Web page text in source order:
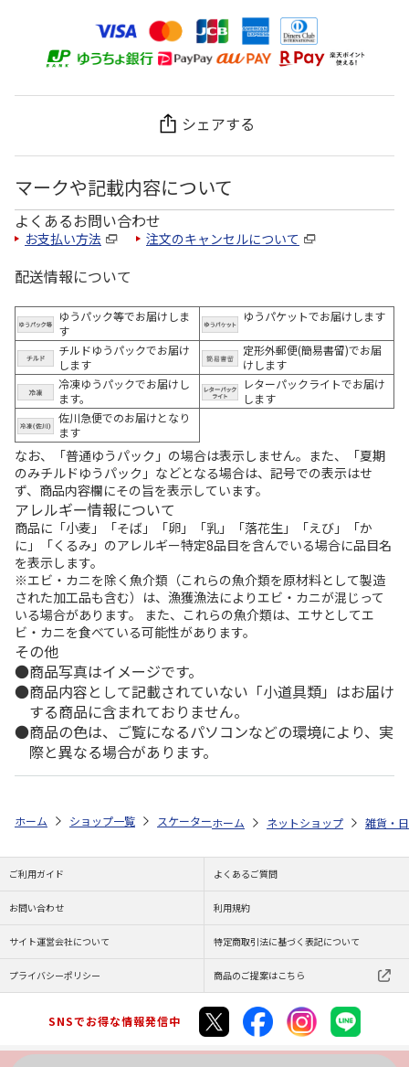
シェアする
マークや記載内容について
よくあるお問い合わせ
お支払い方法 注文のキャンセルについて
配送情報について
ゆうパック等でお届けしま
す
ゆうパケットでお届けします
チルドゆうパックでお届け
します
定形外郵便(簡易書留)でお届
けします
冷凍ゆうパックでお届けし
ます。
レターパックライトでお届け
します
佐川急便でのお届けとなり
ます
なお、「普通ゆうパック」の場合は表示しません。また、「夏期
のみチルドゆうパック」などとなる場合は、記号での表示はせ
ず、商品内容欄にその旨を表示しています。
アレルギー情報について
商品に「小麦」「そば」「卵」「乳」「落花生」「えび」「か
に」「くるみ」のアレルギー特定8品目を含んでいる場合に品目名
を表示します。
※エビ・カニを除く魚介類（これらの魚介類を原材料として製造
された加工品も含む）は、漁獲漁法によりエビ・カニが混じって
いる場合があります。 また、これらの魚介類は、エサとしてエ
ビ・カニを食べている可能性があります。
その他
商品写真はイメージです。
商品内容として記載されていない「小道具類」はお届け
する商品に含まれておりません。
商品の色は、ご覧になるパソコンなどの環境により、実
際と異なる場合があります。
ホーム ショップ一覧 スケーター 抗菌丸型ランチボックス2段(フォ
ホーム ネットショップ 雑貨・
ご利用ガイド よくあるご質問
お問い合わせ 利用規約
サイト運営会社について 特定商取引法に基づく表記について
プライバシーポリシー 商品のご提案はこちら
SNSでお得な情報発信中